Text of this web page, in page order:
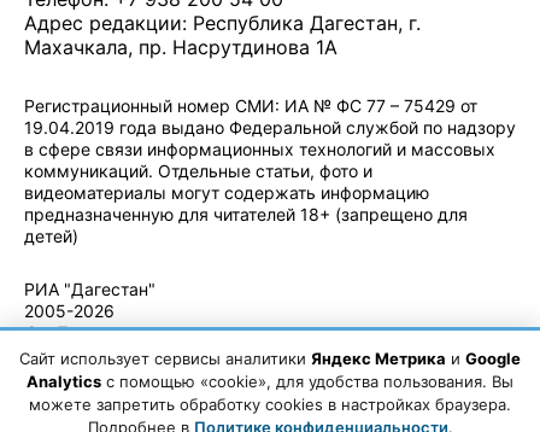
Адрес редакции: Республика Дагестан, г.
Махачкала, пр. Насрутдинова 1А
Регистрационный номер СМИ: ИА № ФС 77 – 75429 от
19.04.2019 года выдано Федеральной службой по надзору
в сфере связи информационных технологий и массовых
коммуникаций. Отдельные статьи, фото и
видеоматериалы могут содержать информацию
предназначенную для читателей 18+ (запрещено для
детей)
РИА "Дагестан"
2005-2026
© - Правила
использования
материалов.
Авторские
Сайт использует сервисы аналитики Яндекс Метрика и Google
Analytics с помощью «cookie», для удобства пользования. Вы
можете запретить обработку cookies в настройках браузера.
Подробнее в Политике конфиденциальности.